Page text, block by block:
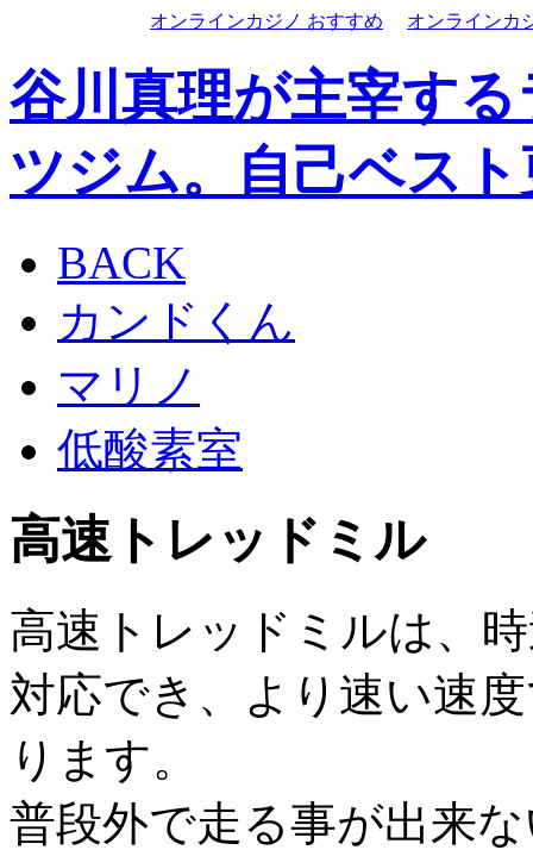
オンラインカジノ おすすめ オンラインカ
谷川真理が主宰す
ツジム。自己ベス
BACK
カンドくん
マリノ
低酸素室
高速トレッドミル
高速トレッドミルは、
対応でき、より速い速
ります。
普段外で走る事が出来